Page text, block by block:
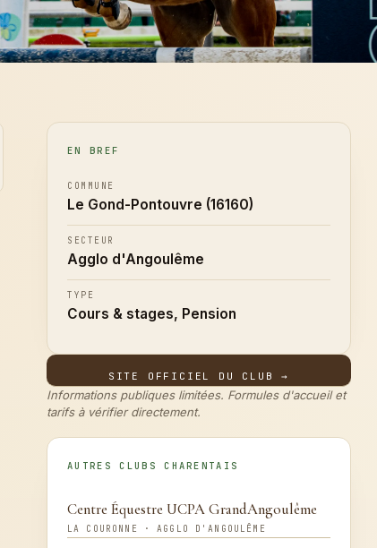
EN BREF
COMMUNE
Le Gond-Pontouvre (16160)
SECTEUR
Agglo d'Angoulême
TYPE
Cours & stages, Pension
SITE OFFICIEL DU CLUB →
Informations publiques limitées. Formules d'accueil et
tarifs à vérifier directement.
AUTRES CLUBS CHARENTAIS
Centre Équestre UCPA GrandAngoulême
LA COURONNE · AGGLO D'ANGOULÊME